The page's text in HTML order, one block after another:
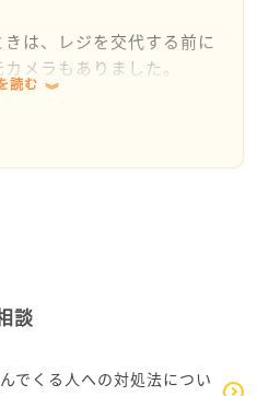
は可能ですか？もしでき
神的には楽になるような
で誤差が出ないようにと
みんながやれるような気
は、レジを交代する前に
メラもありました。
すので、仕組みを変えて
たらよいですね。
読む
談
でくる人への対処法につい